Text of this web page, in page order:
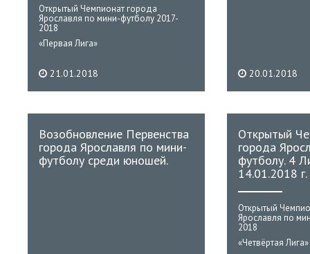
Открытый Чемпионат города
Ярославля по мини-футболу 2017-
2018
«Первая Лига»
21.01.2018 20.01.2018
Возобновление Первенства
города Ярославля по мини-
футболу среди юношей.
Открытый
города
футболу. 4
14.01.2018 г.
Открытый
Ярославля по
2018
«Четвёртая Лига»